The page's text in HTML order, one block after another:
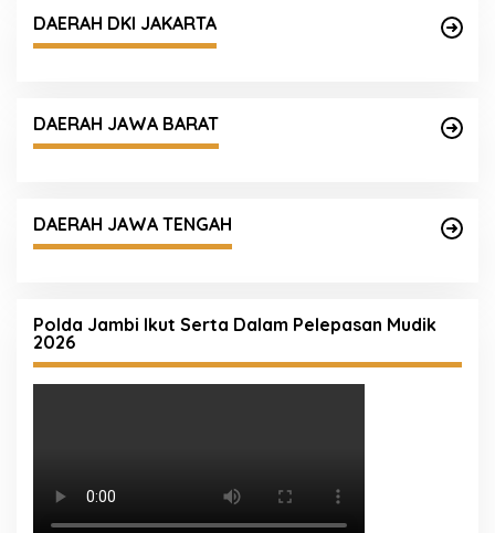
DAERAH DKI JAKARTA
DAERAH JAWA BARAT
DAERAH JAWA TENGAH
Polda Jambi Ikut Serta Dalam Pelepasan Mudik
2026